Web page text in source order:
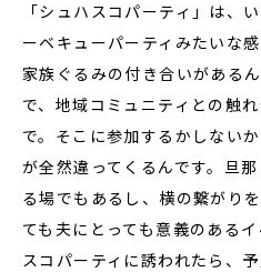
「シュハスコパーティ」は、
ーベキューパーティみたいな
家族ぐるみの付き合いがある
で、地域コミュニティとの触
で。そこに参加するかしない
が全然違ってくるんです。旦
る場でもあるし、横の繋がり
ても夫にとっても意義のある
スコパーティに誘われたら、